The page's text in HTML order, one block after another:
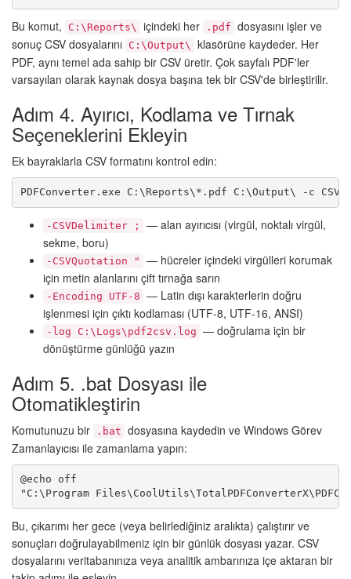
Bu komut, C:\Reports\ içindeki her .pdf dosyasını işler ve
sonuç CSV dosyalarını C:\Output\
klasörüne kaydeder. Her
PDF, aynı temel ada sahip bir CSV üretir. Çok sayfalı PDF'ler
varsayılan olarak kaynak dosya başına tek bir CSV'de birleştirilir.
Adım 4. Ayırıcı, Kodlama ve Tırnak
Seçeneklerini Ekleyin
Ek bayraklarla CSV formatını kontrol edin:
PDFConverter.exe C:\Reports\*.pdf C:\Output\ -c
-CSVDelimiter ;
— alan ayırıcısı (virgül, noktalı virgül,
sekme, boru)
-CSVQuotation "
— hücreler içindeki virgülleri korumak
için metin alanlarını çift tırnağa sarın
-Encoding UTF-8 — Latin dışı karakterlerin doğru
işlenmesi için çıktı kodlaması (UTF-8, UTF-16, ANSI)
-log C:\Logs\pdf2csv.log — doğrulama için bir
dönüştürme günlüğü yazın
Adım 5. .bat Dosyası ile
Otomatikleştirin
Komutunuzu bir .bat dosyasına kaydedin ve Windows Görev
Zamanlayıcısı ile zamanlama yapın:
@echo off
Bu, çıkarımı her gece (veya belirlediğiniz aralıkta) çalıştırır ve
sonuçları doğrulayabilmeniz için bir günlük dosyası yazar. CSV
dosyalarını veritabanınıza veya analitik ambarınıza içe aktaran bir